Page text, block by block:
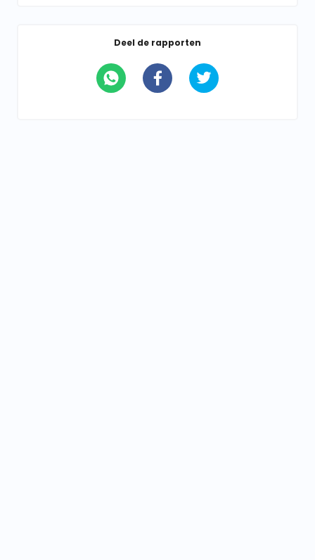
Deel de rapporten